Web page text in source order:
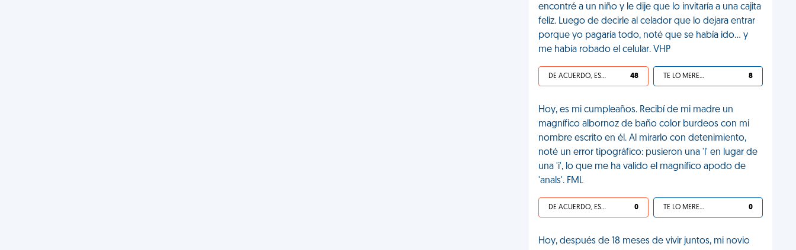
encontré a un niño y le dije que lo invitaría a una cajita
feliz. Luego de decirle al celador que lo dejara entrar
porque yo pagaría todo, noté que se había ido... y
me había robado el celular. VHP
DE ACUERDO, ES UNA VIDA HP 48 TE LO MERECES 8
Hoy, es mi cumpleaños. Recibí de mi madre un
magnífico albornoz de baño color burdeos con mi
nombre escrito en él. Al mirarlo con detenimiento,
noté un error tipográfico: pusieron una 'l' en lugar de
una 'i', lo que me ha valido el magnífico apodo de
'anals'. FML
DE ACUERDO, ES UNA VIDA HP 0 TE LO MERECES 0
Hoy, después de 18 meses de vivir juntos, mi novio